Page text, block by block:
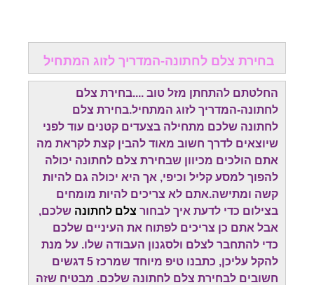
בחירת צלם לחתונה-המדריך לזוג המתחיל
החלטתם להתחתן מזל טוב ....בחירת צלם
לחתונה-המדריך לזוג המתחיל.בחירת צלם
לחתונה שלכם מתחילה בצעדים קטנים עוד לפני
שיוצאים לדרך חשוב מאוד להבין קצת לקראת מה
אתם הולכים מכיוון שבחירת צלם לחתונה יכולה
להפוך למסע קליל וכיפי, אך היא יכולה גם להיות
קשה ומתישה.אתם לא צריכים להיות מומחים
בצילום כדי לדעת איך לבחור צלם לחתונה שלכם,
אבל אתם כן צריכים לפתוח את העיניים שלכם
כדי להתחבר לצלם ולסגנון העבודה שלו. על מנת
להקל עליכן, כתבנו טיפ מיוחד שמרכז 5 דגשים
חשובים לבחירת צלם לחתונה שלכם. מבטיח שזה